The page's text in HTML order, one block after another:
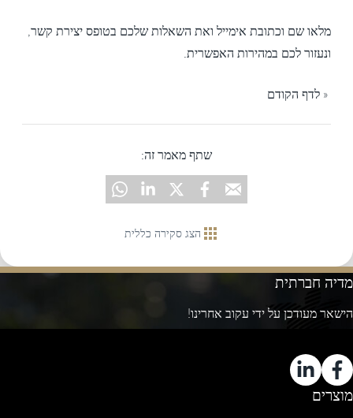
מלאו שם וכתובת אימייל ואת השאלות שלכם בטופס יצירת קשר,
ונעזור לכם במהירות האפשרית.
« לדף הקודם
שתף מאמר זה:
הצג סקירה כללית
מדיה חברתית
הישאר מעודכן על ידי עקוב אחרינו!
מוצרים